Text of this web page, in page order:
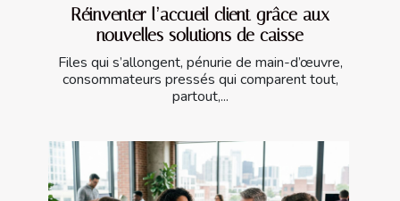
Réinventer l’accueil client grâce aux
nouvelles solutions de caisse
Files qui s’allongent, pénurie de main-d’œuvre,
consommateurs pressés qui comparent tout,
partout,...